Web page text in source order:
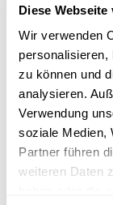
Diese
Wir verwenden
personalisieren,
zu können und
analysieren.
Verwendung
soziale Medien,
Partner führen
weiteren Daten
Firwat hu mir
Ass et wéinst der
FNR